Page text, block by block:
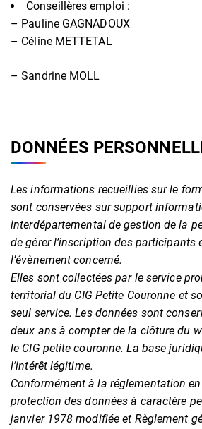
Conseillères emploi :
– Pauline GAGNADOUX
– Céline METTETAL
– Sandrine MOLL
DONNÉES
Les informations recueillies sur le
sont conservées sur support
interdépartemental de gestion de la
de gérer l’inscription des participants
l’évènement concerné.
Elles sont collectées par le service
territorial du CIG Petite Couronne et
seul service. Les données sont
deux ans à compter de la clôture du
le CIG petite couronne. La base
l’intérêt légitime.
Conformément à la réglementation
protection des données à caractère
janvier 1978 modifiée et Règlement